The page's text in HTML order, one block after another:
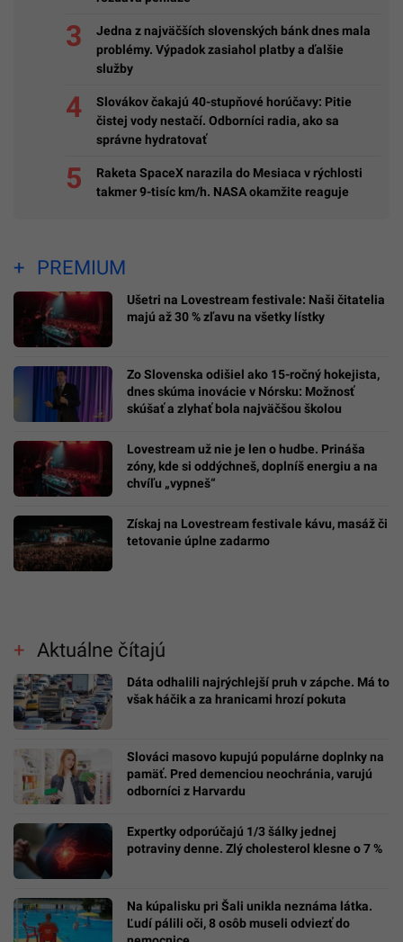
Jedna z najväčších slovenských bánk dnes mala
problémy. Výpadok zasiahol platby a ďalšie
služby
Slovákov čakajú 40-stupňové horúčavy: Pitie
čistej vody nestačí. Odborníci radia, ako sa
správne hydratovať
Raketa SpaceX narazila do Mesiaca v rýchlosti
takmer 9-tisíc km/h. NASA okamžite reaguje
PREMIUM
Ušetri na Lovestream festivale: Naši čitatelia
majú až 30 % zľavu na všetky lístky
Zo Slovenska odišiel ako 15-ročný hokejista,
dnes skúma inovácie v Nórsku: Možnosť
skúšať a zlyhať bola najväčšou školou
Lovestream už nie je len o hudbe. Prináša
zóny, kde si oddýchneš, doplníš energiu a na
chvíľu „vypneš“
Získaj na Lovestream festivale kávu, masáž či
tetovanie úplne zadarmo
Aktuálne čítajú
Dáta odhalili najrýchlejší pruh v zápche. Má to
však háčik a za hranicami hrozí pokuta
Slováci masovo kupujú populárne doplnky na
pamäť. Pred demenciou neochránia, varujú
odborníci z Harvardu
Expertky odporúčajú 1/3 šálky jednej
potraviny denne. Zlý cholesterol klesne o 7 %
Na kúpalisku pri Šali unikla neznáma látka.
Ľudí pálili oči, 8 osôb museli odviezť do